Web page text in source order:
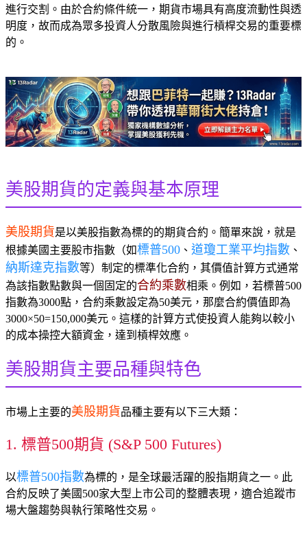
進行交割。由於合約條件統一，期貨市場具有高度流動性與透
明度，故而成為眾多投資人分散風險與進行槓桿交易的重要標
的。
美股期貨的定義與基本原理
美股期貨是以美股指數為標的的期貨合約。簡單來說，就是
根據美國主要股市指數（如標普500 、 道瓊工業平均指數 、
納斯達克指數等）制定的標準化合約，其價值計算方式通常
為該指數點數與一個固定的合約乘數相乘。例如，若標普500
指數為3000點，合約乘數設定為50美元，那麼合約價值即為
3000×50=150,000美元。這樣的計算方式使投資人能夠以較小
的成本操控大額資金，達到槓桿效應。
美股期貨主要品種與特色
市場上主要的美股期貨品種主要有以下三大類：
1. 標普500期貨 (S&P 500 Futures)
以標普500指數為標的，是全球最活躍的股指期貨之一。此
合約反映了美國500家大型上市公司的整體表現，適合追蹤市
場大盤趨勢與執行策略性交易。